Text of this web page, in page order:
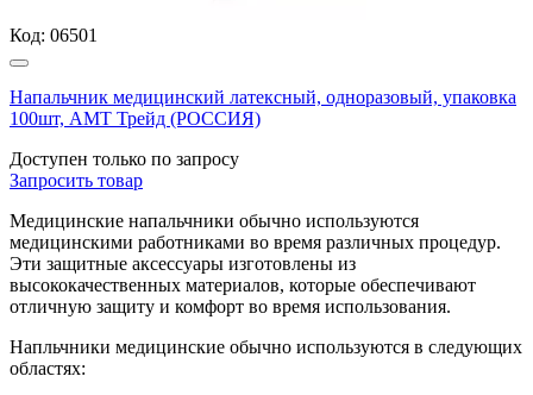
Код: 06501
Напальчник медицинский латексный, одноразовый, упаковка
100шт, АМТ Трейд (РОССИЯ)
Доступен только по запросу
Запросить товар
Медицинские напальчники обычно используются
медицинскими работниками во время различных процедур.
Эти защитные аксессуары изготовлены из
высококачественных материалов, которые обеспечивают
отличную защиту и комфорт во время использования.
Напльчники медицинские обычно используются в следующих
областях: